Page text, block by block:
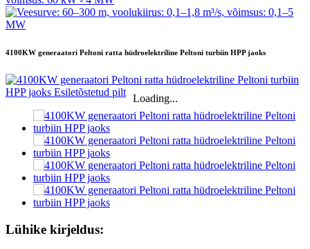
4100KW generaatori Peltoni ratta hüdroelektriline Peltoni turbiin HPP jaoks
Loading...
Lühike kirjeldus: